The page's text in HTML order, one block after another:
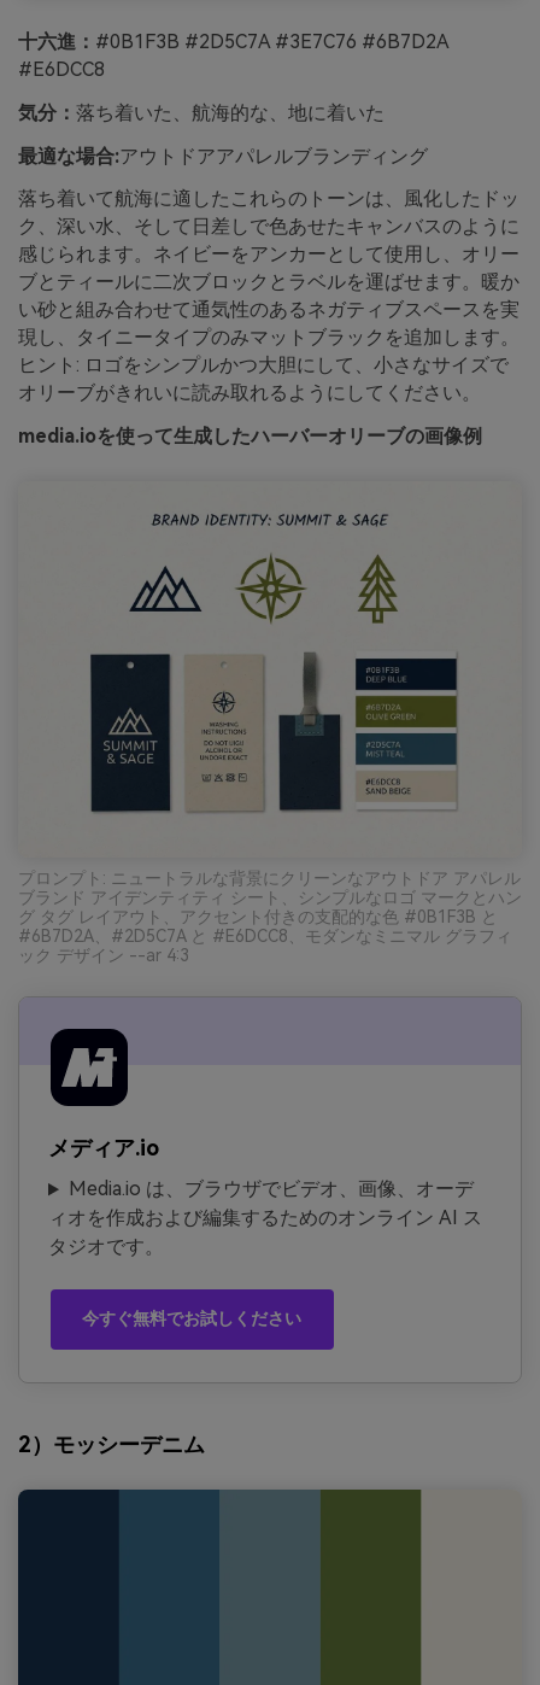
十六進： #0B1F3B #2D5C7A #3E7C76 #6B7D2A
#E6DCC8
気分： 落ち着いた、航海的な、地に着いた
最適な場合:アウトドアアパレルブランディング
落ち着いて航海に適したこれらのトーンは、風化したドッ
ク、深い水、そして日差しで色あせたキャンバスのように
感じられます。ネイビーをアンカーとして使用し、オリー
ブとティールに二次ブロックとラベルを運ばせます。暖か
い砂と組み合わせて通気性のあるネガティブスペースを実
現し、タイニータイプのみマットブラックを追加します。
ヒント: ロゴをシンプルかつ大胆にして、小さなサイズで
オリーブがきれいに読み取れるようにしてください。
media.ioを使って生成したハーバーオリーブの画像例
プロンプト: ニュートラルな背景にクリーンなアウトドア アパレル
ブランド アイデンティティ シート、シンプルなロゴ マークとハン
グ タグ レイアウト、アクセント付きの支配的な色 #0B1F3B と
#6B7D2A、#2D5C7A と #E6DCC8、モダンなミニマル グラフィ
ック デザイン --ar 4:3
メディア.io
Media.io は、ブラウザでビデオ、画像、オーデ
ィオを作成および編集するためのオンライン AI ス
タジオです。
今すぐ無料でお試しください
2）モッシーデニム